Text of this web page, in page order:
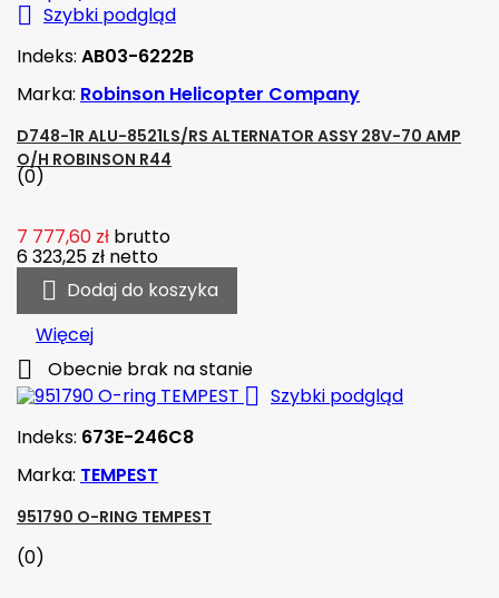
 Szybki podgląd
Indeks: AB03-6222B
Marka: Robinson Helicopter Company
D748-1R ALU-8521LS/RS ALTERNATOR ASSY 28V-70 AMP
O/H ROBINSON R44
(0)
7 777,60 zł brutto
6 323,25 zł netto
 Dodaj do koszyka
Więcej
 Obecnie brak na stanie
 Szybki podgląd
Indeks: 673E-246C8
Marka: TEMPEST
951790 O-RING TEMPEST
(0)